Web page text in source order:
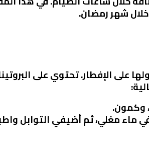
شهر رمضان.
على الإفطار. تحتوي على
وكمون.
مغلي، ثم أضيفي التوابل